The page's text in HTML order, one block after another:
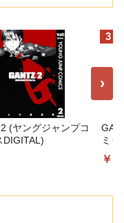
(ヤングジャンプコ
DIGITAL)
3
ミッ
￥
›